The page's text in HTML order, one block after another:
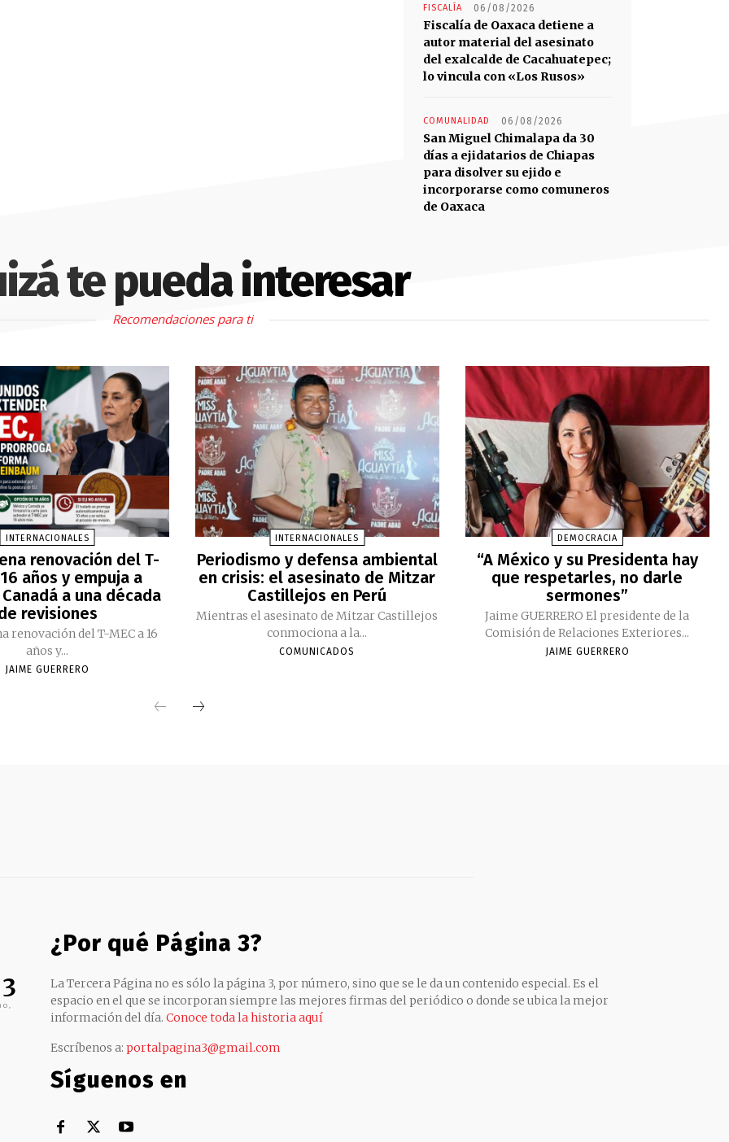
FISCALÍA 06/08/2026
Fiscalía de Oaxaca detiene a
autor material del asesinato
del exalcalde de Cacahuatepec;
lo vincula con «Los Rusos»
COMUNALIDAD 06/08/2026
San Miguel Chimalapa da 30
días a ejidatarios de Chiapas
para disolver su ejido e
incorporarse como comuneros
de Oaxaca
te pueda interesar
Recomendaciones para ti
INTERNACIONALES
renovación del T-
16 años y empuja a
a una década
revisiones
renovación del T-MEC a 16
años y...
JAIME GUERRERO
INTERNACIONALES
Periodismo y defensa ambiental
en crisis: el asesinato de Mitzar
Castillejos en Perú
Mientras el asesinato de Mitzar Castillejos
conmociona a la...
COMUNICADOS
DEMOCRACIA
“A México y su Presidenta hay
que respetarles, no darle
sermones”
Jaime GUERRERO El presidente de la
Comisión de Relaciones Exteriores...
JAIME GUERRERO
¿Por qué Página 3?
La Tercera Página no es sólo la página 3, por número, sino que se le da un contenido especial. Es el
espacio en el que se incorporan siempre las mejores firmas del periódico o donde se ubica la mejor
información del día. Conoce toda la historia aquí
Escríbenos a: portalpagina3@gmail.com
Síguenos en